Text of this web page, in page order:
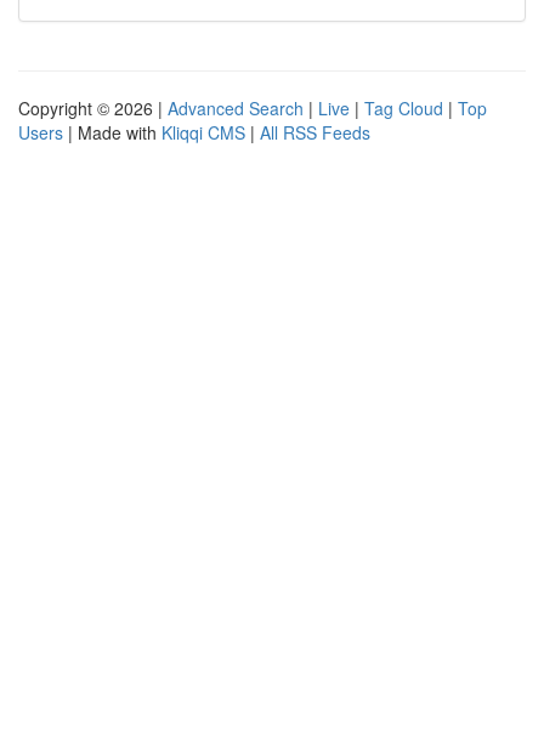
Copyright © 2026 | Advanced Search | Live | Tag Cloud | Top
Users | Made with Kliqqi CMS | All RSS Feeds